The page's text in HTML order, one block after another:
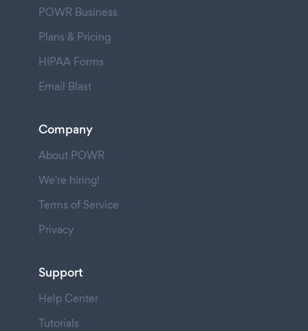
POWR Business
Plans & Pricing
HIPAA Forms
Email Blast
Company
About POWR
We're hiring!
Terms of Service
Privacy
Support
Help Center
Tutorials